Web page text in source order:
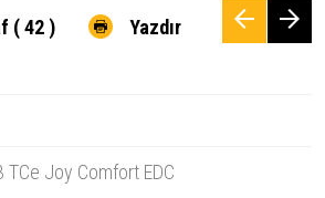
( 42 ) Yazdır
TCe Joy Comfort EDC